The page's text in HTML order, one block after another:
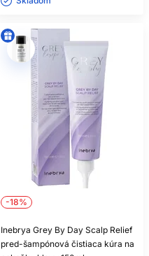
-18%
Inebrya Grey By Day Scalp Relief
pred-šampónová čistiaca kúra na